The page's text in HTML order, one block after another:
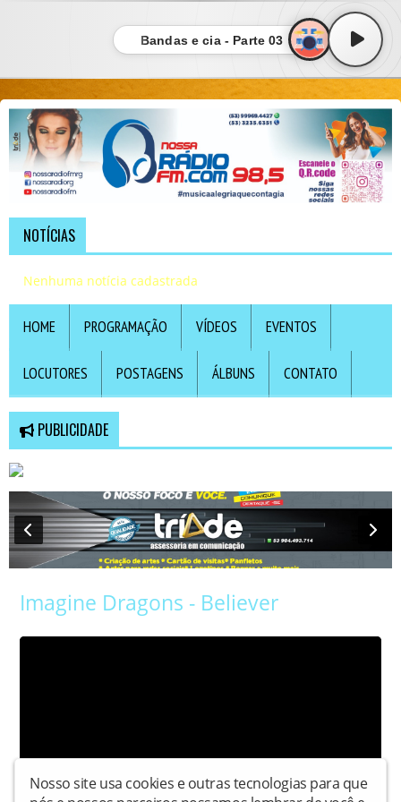
Bandas e cia - Parte 03
NOTÍCIAS
Nenhuma notícia cadastrada
HOME PROGRAMAÇÃO VÍDEOS EVENTOS
LOCUTORES POSTAGENS ÁLBUNS CONTATO
PUBLICIDADE
Imagine Dragons - Believer
Nosso site usa cookies e outras tecnologias para que